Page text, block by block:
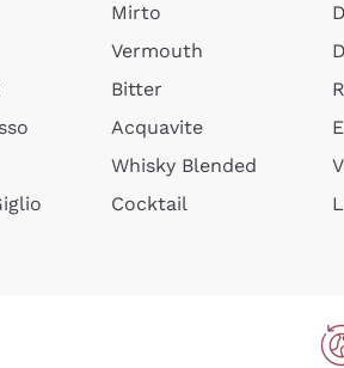
Mirto
Vermouth
Bitter
Acquavite
Whisky Blended
Cocktail